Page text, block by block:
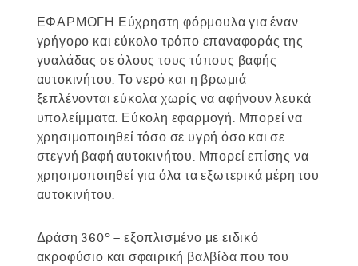
ΕΦΑΡΜΟΓΗ Εύχρηστη φόρμουλα για έναν
γρήγορο και εύκολο τρόπο επαναφοράς της
γυαλάδας σε όλους τους τύπους βαφής
αυτοκινήτου. Το νερό και η βρωμιά
ξεπλένονται εύκολα χωρίς να αφήνουν λευκά
υπολείμματα. Εύκολη εφαρμογή. Μπορεί να
χρησιμοποιηθεί τόσο σε υγρή όσο και σε
στεγνή βαφή αυτοκινήτου. Μπορεί επίσης να
χρησιμοποιηθεί για όλα τα εξωτερικά μέρη του
αυτοκινήτου.
Δράση 360º – εξοπλισμένο με ειδικό
ακροφύσιο και σφαιρική βαλβίδα που του